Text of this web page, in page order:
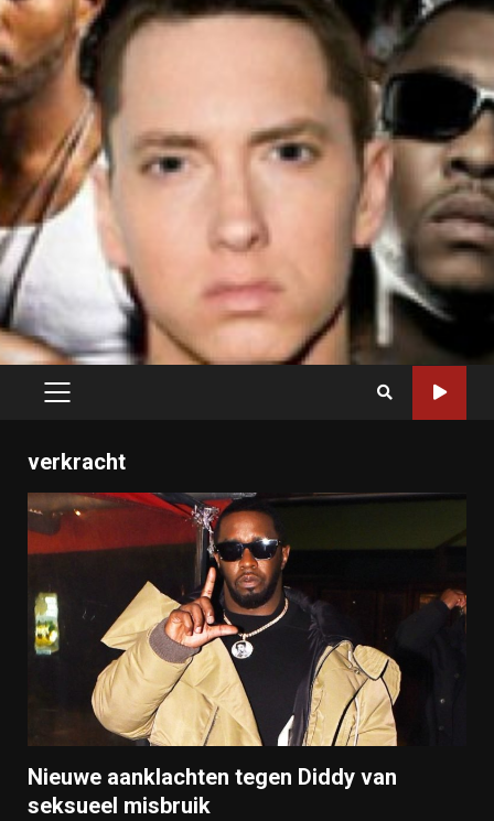
PRIMARY
verkracht
Nieuwe aanklachten tegen Diddy van
seksueel misbruik